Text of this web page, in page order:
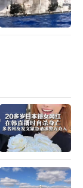
部分，完全
能够摒弃成
更广阔的空
的机会。这
加法，而是